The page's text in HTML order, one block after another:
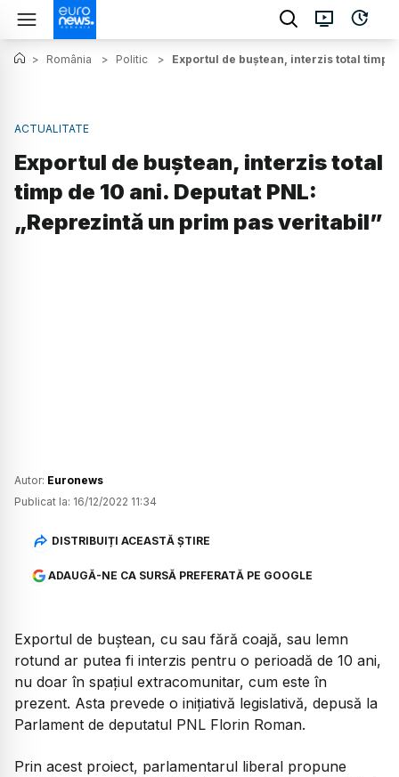
> România > Politic > Exportul de buștean, interzis total timp
ACTUALITATE
Exportul de buștean, interzis total
timp de 10 ani. Deputat PNL:
„Reprezintă un prim pas veritabil”
Autor: Euronews
Publicat la: 16/12/2022 11:34
DISTRIBUIȚI ACEASTĂ ȘTIRE
ADAUGĂ-NE CA SURSĂ PREFERATĂ PE GOOGLE
Exportul de buștean, cu sau fără coajă, sau lemn
rotund ar putea fi interzis pentru o perioadă de 10 ani,
nu doar în spațiul extracomunitar, cum este în
prezent. Asta prevede o inițiativă legislativă, depusă la
Parlament de deputatul PNL Florin Roman.
Prin acest proiect, parlamentarul liberal propune